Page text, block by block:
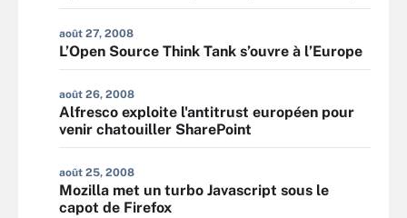
août 27, 2008
L’Open Source Think Tank s’ouvre à l’Europe
août 26, 2008
Alfresco exploite l'antitrust européen pour
venir chatouiller SharePoint
août 25, 2008
Mozilla met un turbo Javascript sous le
capot de Firefox